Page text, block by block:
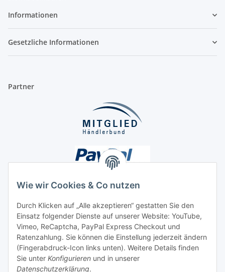
Wie wir Cookies & Co nutzen
Durch Klicken auf „Alle akzeptieren“ gestatten Sie den
Einsatz folgender Dienste auf unserer Website: YouTube,
Vimeo, ReCaptcha, PayPal Express Checkout und
Ratenzahlung. Sie können die Einstellung jederzeit ändern
(Fingerabdruck-Icon links unten). Weitere Details finden
Sie unter Konfigurieren und in unserer
Datenschutzerklärung.
Informationen
Gesetzliche Informationen
Partner
Unsere Seiten
Social Media